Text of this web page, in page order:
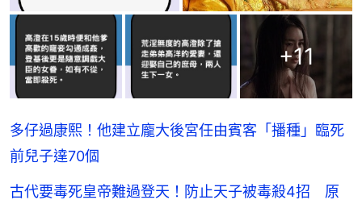
+11
多仔過康熙！他建立龐大後宮任由賓客「播種」臨死
前兒子達70個
古代要毒死皇帝難過登天！防止天子被毒殺4招 原